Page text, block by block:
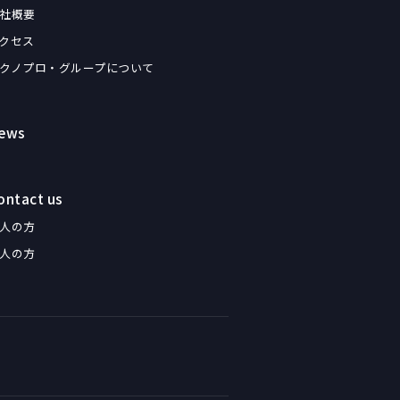
概要
セス
ノプロ・グループについて
us
の方
の方